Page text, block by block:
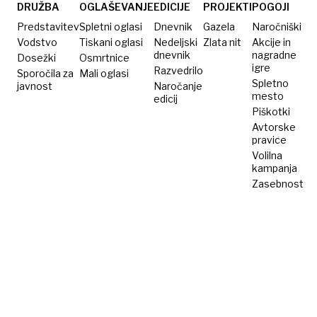
italijanska
iznajdba
za
praznične
obede
DRUŽBA
Predstavitev
Vodstvo
Dosežki
Sporočila za
javnost
OGLAŠEVANJE
Spletni oglasi
Tiskani oglasi
Osmrtnice
Mali oglasi
EDICIJE
Dnevnik
Nedeljski
dnevnik
Razvedrilo
Naročanje
edicij
PROJEKTI
Gazela
Zlata nit
POGOJI
Naročniški
Akcije in
nagradne
igre
Spletno
mesto
Piškotki
Avtorske
pravice
Volilna
kampanja
Zasebnost